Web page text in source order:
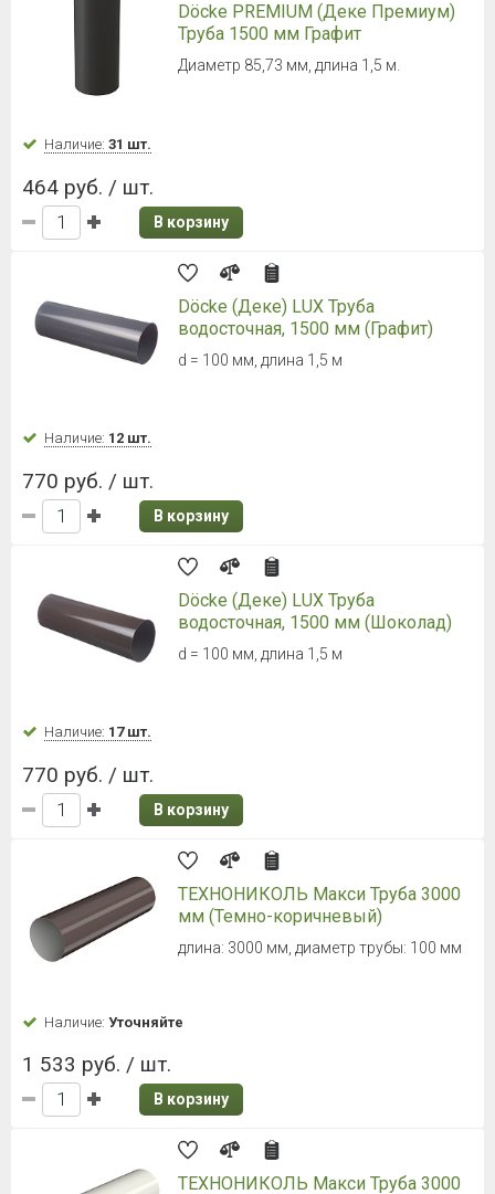
Döcke PREMIUM (Деке Премиум)
Труба 1500 мм Графит
Диаметр 85,73 мм, длина 1,5 м.
Наличие: 31 шт.
464 руб. / шт.
В корзину
Döcke (Деке) LUX Труба
водосточная, 1500 мм (Графит)
d = 100 мм, длина 1,5 м
Наличие: 12 шт.
770 руб. / шт.
В корзину
Döcke (Деке) LUX Труба
водосточная, 1500 мм (Шоколад)
d = 100 мм, длина 1,5 м
Наличие: 17 шт.
770 руб. / шт.
В корзину
ТЕХНОНИКОЛЬ Макси Труба 3000
мм (Темно-коричневый)
длина: 3000 мм, диаметр трубы: 100 мм
Наличие: Уточняйте
1 533 руб. / шт.
В корзину
ТЕХНОНИКОЛЬ Макси Труба 3000